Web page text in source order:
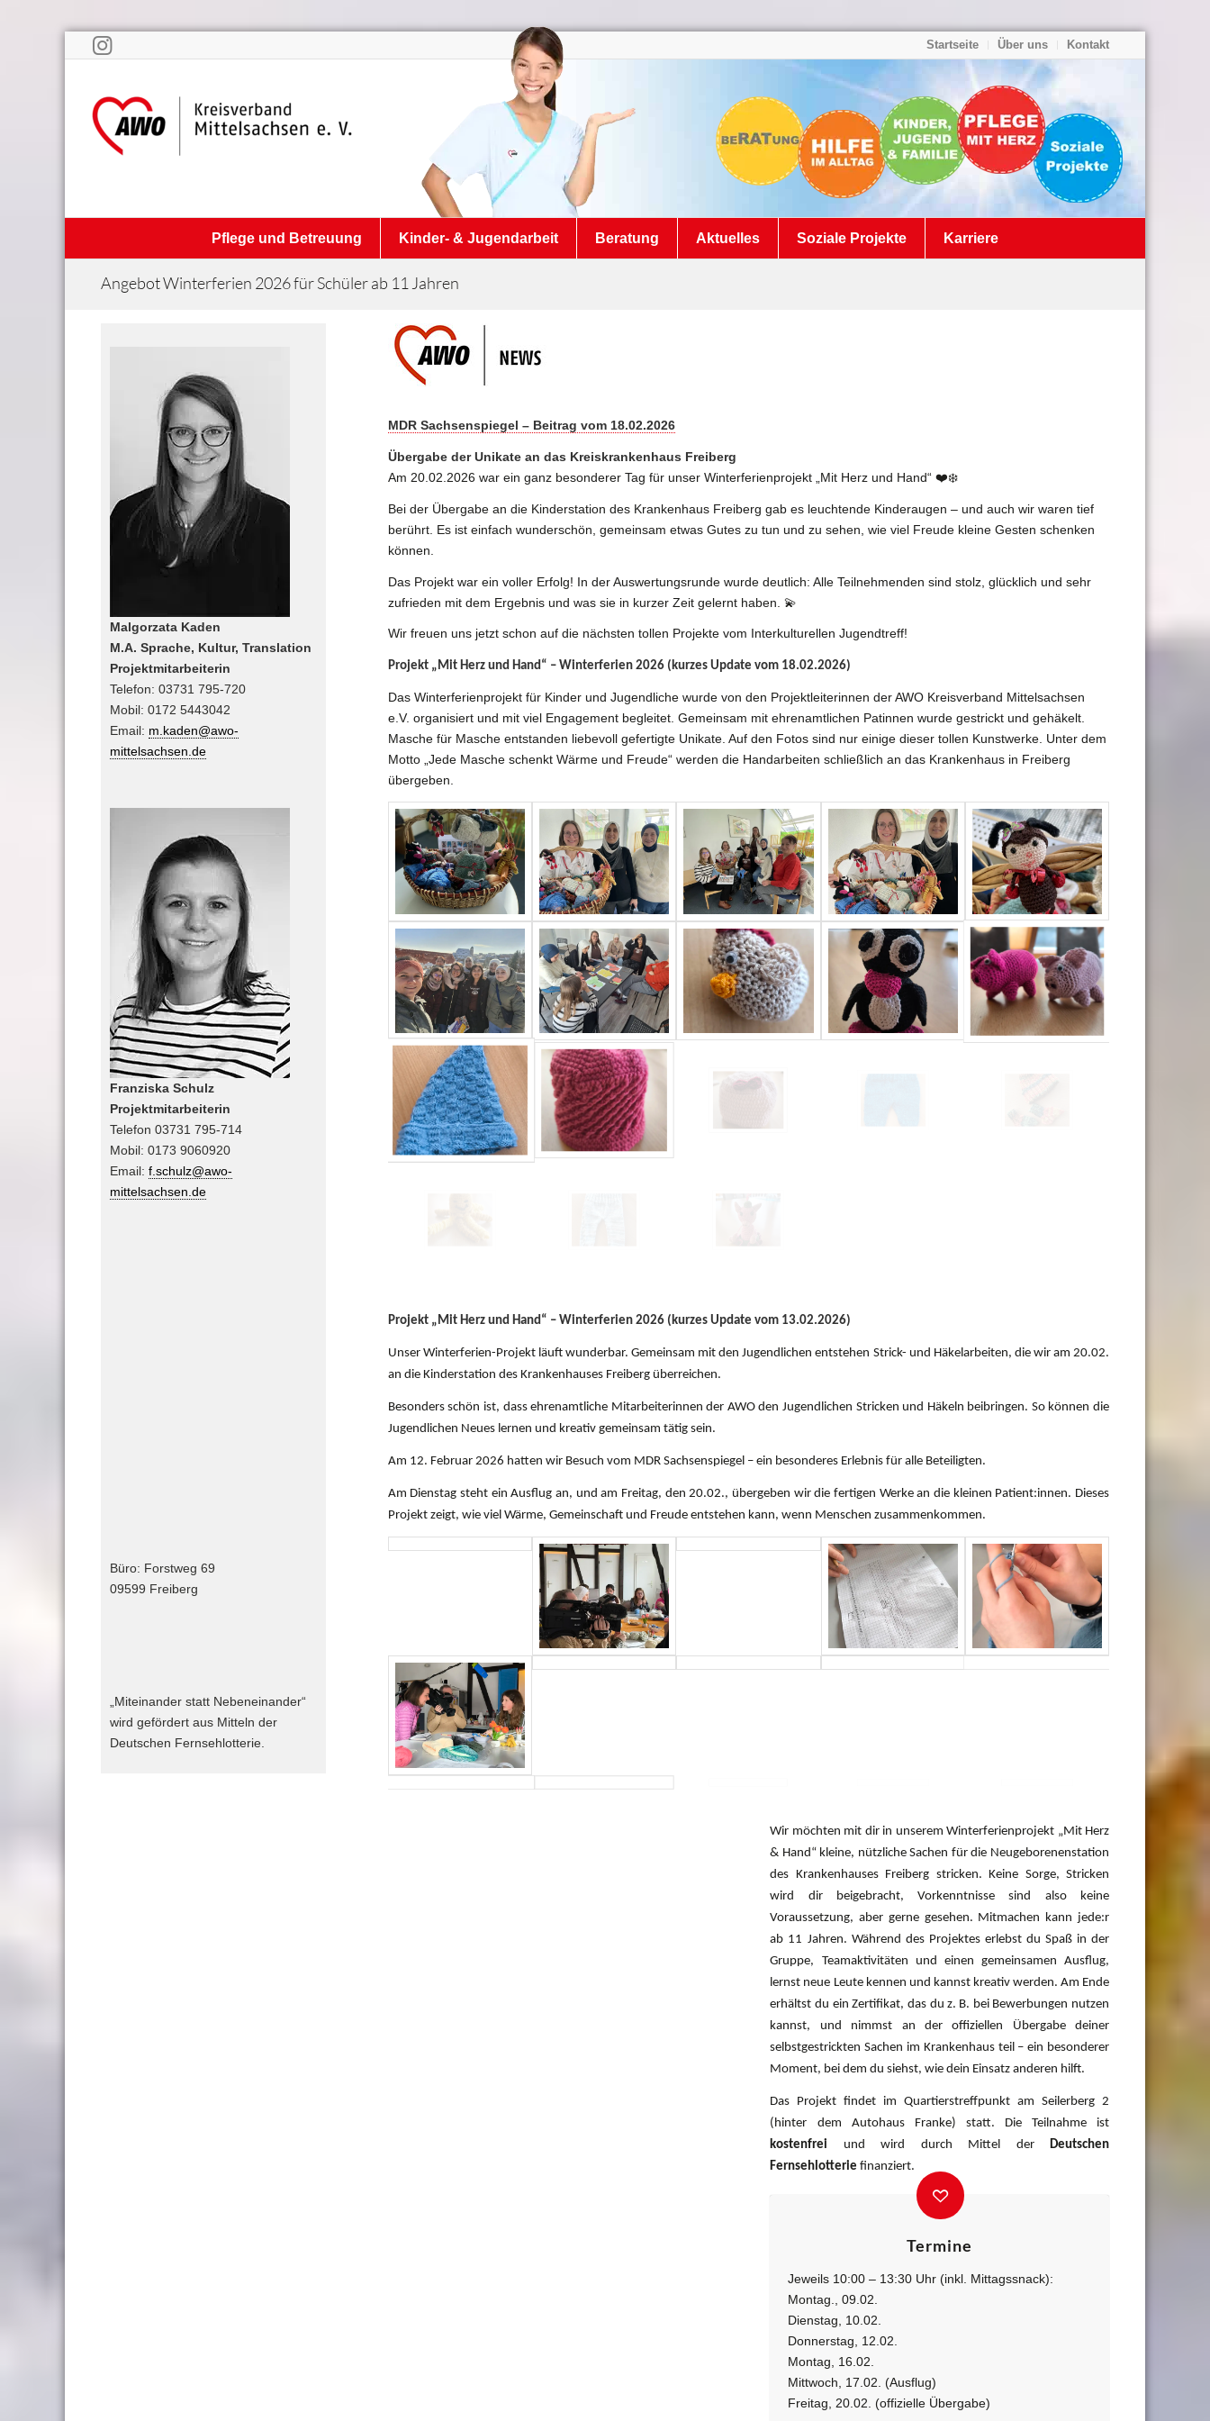
Startseite Über uns Kontakt
Pflege und Betreuung Kinder- & Jugendarbeit Beratung Aktuelles Soziale Projekte Karriere
Angebot Winterferien 2026 für Schüler ab 11 Jahren
MDR Sachsenspiegel – Beitrag vom 18.02.2026
Übergabe der Unikate an das Kreiskrankenhaus Freiberg
Am 20.02.2026 war ein ganz besonderer Tag für unser Winterferienprojekt „Mit Herz und Hand“ ❤️❄️
Bei der Übergabe an die Kinderstation des Krankenhaus Freiberg gab es leuchtende Kinderaugen – und auch wir waren tief
berührt. Es ist einfach wunderschön, gemeinsam etwas Gutes zu tun und zu sehen, wie viel Freude kleine Gesten schenken
können.
Das Projekt war ein voller Erfolg! In der Auswertungsrunde wurde deutlich: Alle Teilnehmenden sind stolz, glücklich und sehr
zufrieden mit dem Ergebnis und was sie in kurzer Zeit gelernt haben. 💫
Wir freuen uns jetzt schon auf die nächsten tollen Projekte vom Interkulturellen Jugendtreff!
Projekt „Mit Herz und Hand“ – Winterferien 2026 (kurzes Update vom 18.02.2026)
Das Winterferienprojekt für Kinder und Jugendliche wurde von den Projektleiterinnen der AWO Kreisverband Mittelsachsen
e.V. organisiert und mit viel Engagement begleitet. Gemeinsam mit ehrenamtlichen Patinnen wurde gestrickt und gehäkelt.
Masche für Masche entstanden liebevoll gefertigte Unikate. Auf den Fotos sind nur einige dieser tollen Kunstwerke. Unter dem
Motto „Jede Masche schenkt Wärme und Freude“ werden die Handarbeiten schließlich an das Krankenhaus in Freiberg
übergeben.
Projekt „Mit Herz und Hand“ – Winterferien 2026 (kurzes Update vom 13.02.2026)
Unser Winterferien-Projekt läuft wunderbar. Gemeinsam mit den Jugendlichen entstehen Strick- und Häkelarbeiten, die wir am 20.02.
an die Kinderstation des Krankenhauses Freibergüberreichen.
Besonders schön ist, dassehrenamtliche Mitarbeiterinnen der AWO den Jugendlichen Stricken und Häkeln beibringen. So können die
Jugendlichen Neues lernen und kreativ gemeinsam tätig sein.
Am 12. Februar 2026 hatten wir Besuch vom MDR Sachsenspiegel – ein besonderes Erlebnis für alle Beteiligten.
Am Dienstag steht ein Ausflug an, und am Freitag, den 20.02., übergeben wir die fertigen Werke an die kleinen Patient:innen. Dieses
Projekt zeigt, wie viel Wärme, Gemeinschaft und Freude entstehen kann, wenn Menschen zusammenkommen.
Wir möchten mit dir in unserem Winterferienprojekt „Mit Herz
& Hand“ kleine, nützliche Sachen für die Neugeborenenstation
des Krankenhauses Freiberg stricken. Keine Sorge, Stricken
wird dir beigebracht, Vorkenntnisse sind also keine
Voraussetzung, aber gerne gesehen. Mitmachen kann jede:r
ab 11 Jahren. Während des Projektes erlebst du Spaß in der
Gruppe, Teamaktivitäten und einen gemeinsamen Ausflug,
lernst neue Leute kennen und kannst kreativ werden. Am Ende
erhältst du ein Zertifikat, das du z. B. bei Bewerbungen nutzen
kannst, und nimmst an der offiziellen Übergabe deiner
selbstgestrickten Sachen im Krankenhaus teil – ein besonderer
Moment, bei dem du siehst, wie dein Einsatz anderen hilft.
Das Projekt findet im Quartierstreffpunkt am Seilerberg 2
(hinter dem Autohaus Franke) statt. Die Teilnahme ist
kostenfrei und wird durch Mittel der
Deutschen
Fernsehlotterie finanziert.
Termine
Jeweils 10:00 – 13:30 Uhr (inkl. Mittagssnack):
Montag., 09.02.
Dienstag, 10.02.
Donnerstag, 12.02.
Montag, 16.02.
Mittwoch, 17.02. (Ausflug)
Freitag, 20.02. (offizielle Übergabe)
Malgorzata Kaden
M.A. Sprache, Kultur, Translation
Projektmitarbeiterin
Telefon: 03731 795-720
Mobil: 0172 5443042
Email: m.kaden@awo-
mittelsachsen.de
Franziska Schulz
Projektmitarbeiterin
Telefon 03731 795-714
Mobil: 0173 9060920
Email: f.schulz@awo-
mittelsachsen.de
Büro: Forstweg 69
09599 Freiberg
„Miteinander statt Nebeneinander“
wird gefördert aus Mitteln der
Deutschen Fernsehlotterie.